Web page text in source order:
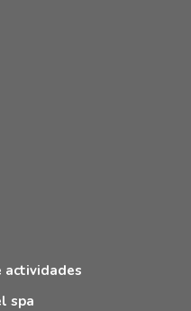
actividades
spa